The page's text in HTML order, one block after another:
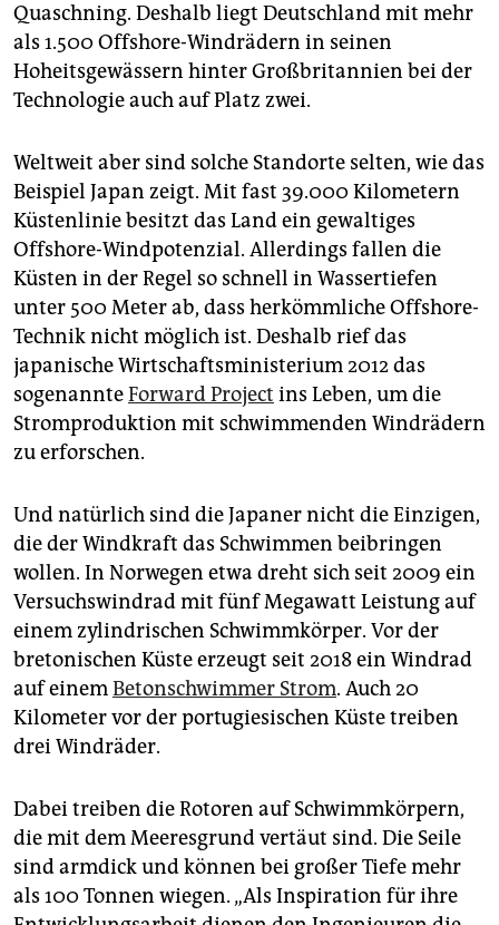
Quaschning. Deshalb liegt Deutschland mit mehr
als 1.500 Offshore-Windrädern in seinen
Hoheitsgewässern hinter Großbritannien bei der
Technologie auch auf Platz zwei.
Weltweit aber sind solche Standorte selten, wie das
Beispiel Japan zeigt. Mit fast 39.000 Kilometern
Küstenlinie besitzt das Land ein gewaltiges
Offshore-Windpotenzial. Allerdings fallen die
Küsten in der Regel so schnell in Wassertiefen
unter 500 Meter ab, dass herkömmliche Offshore-
Technik nicht möglich ist. Deshalb rief das
japanische Wirtschaftsministerium 2012 das
sogenannteForward Project ins Leben, um die
Stromproduktion mit schwimmenden Windrädern
zu erforschen.
Und natürlich sind die Japaner nicht die Einzigen,
die der Windkraft das Schwimmen beibringen
wollen. In Norwegen etwa dreht sich seit 2009 ein
Versuchswindrad mit fünf Megawatt Leistung auf
einem zylindrischen Schwimmkörper. Vor der
bretonischen Küste erzeugt seit 2018 ein Windrad
auf einemBetonschwimmer Strom. Auch 20
Kilometer vor der portugiesischen Küste treiben
drei Windräder.
Dabei treiben die Rotoren auf Schwimmkörpern,
die mit dem Meeresgrund vertäut sind. Die Seile
sind armdick und können bei großer Tiefe mehr
als 100 Tonnen wiegen. „Als Inspiration für ihre